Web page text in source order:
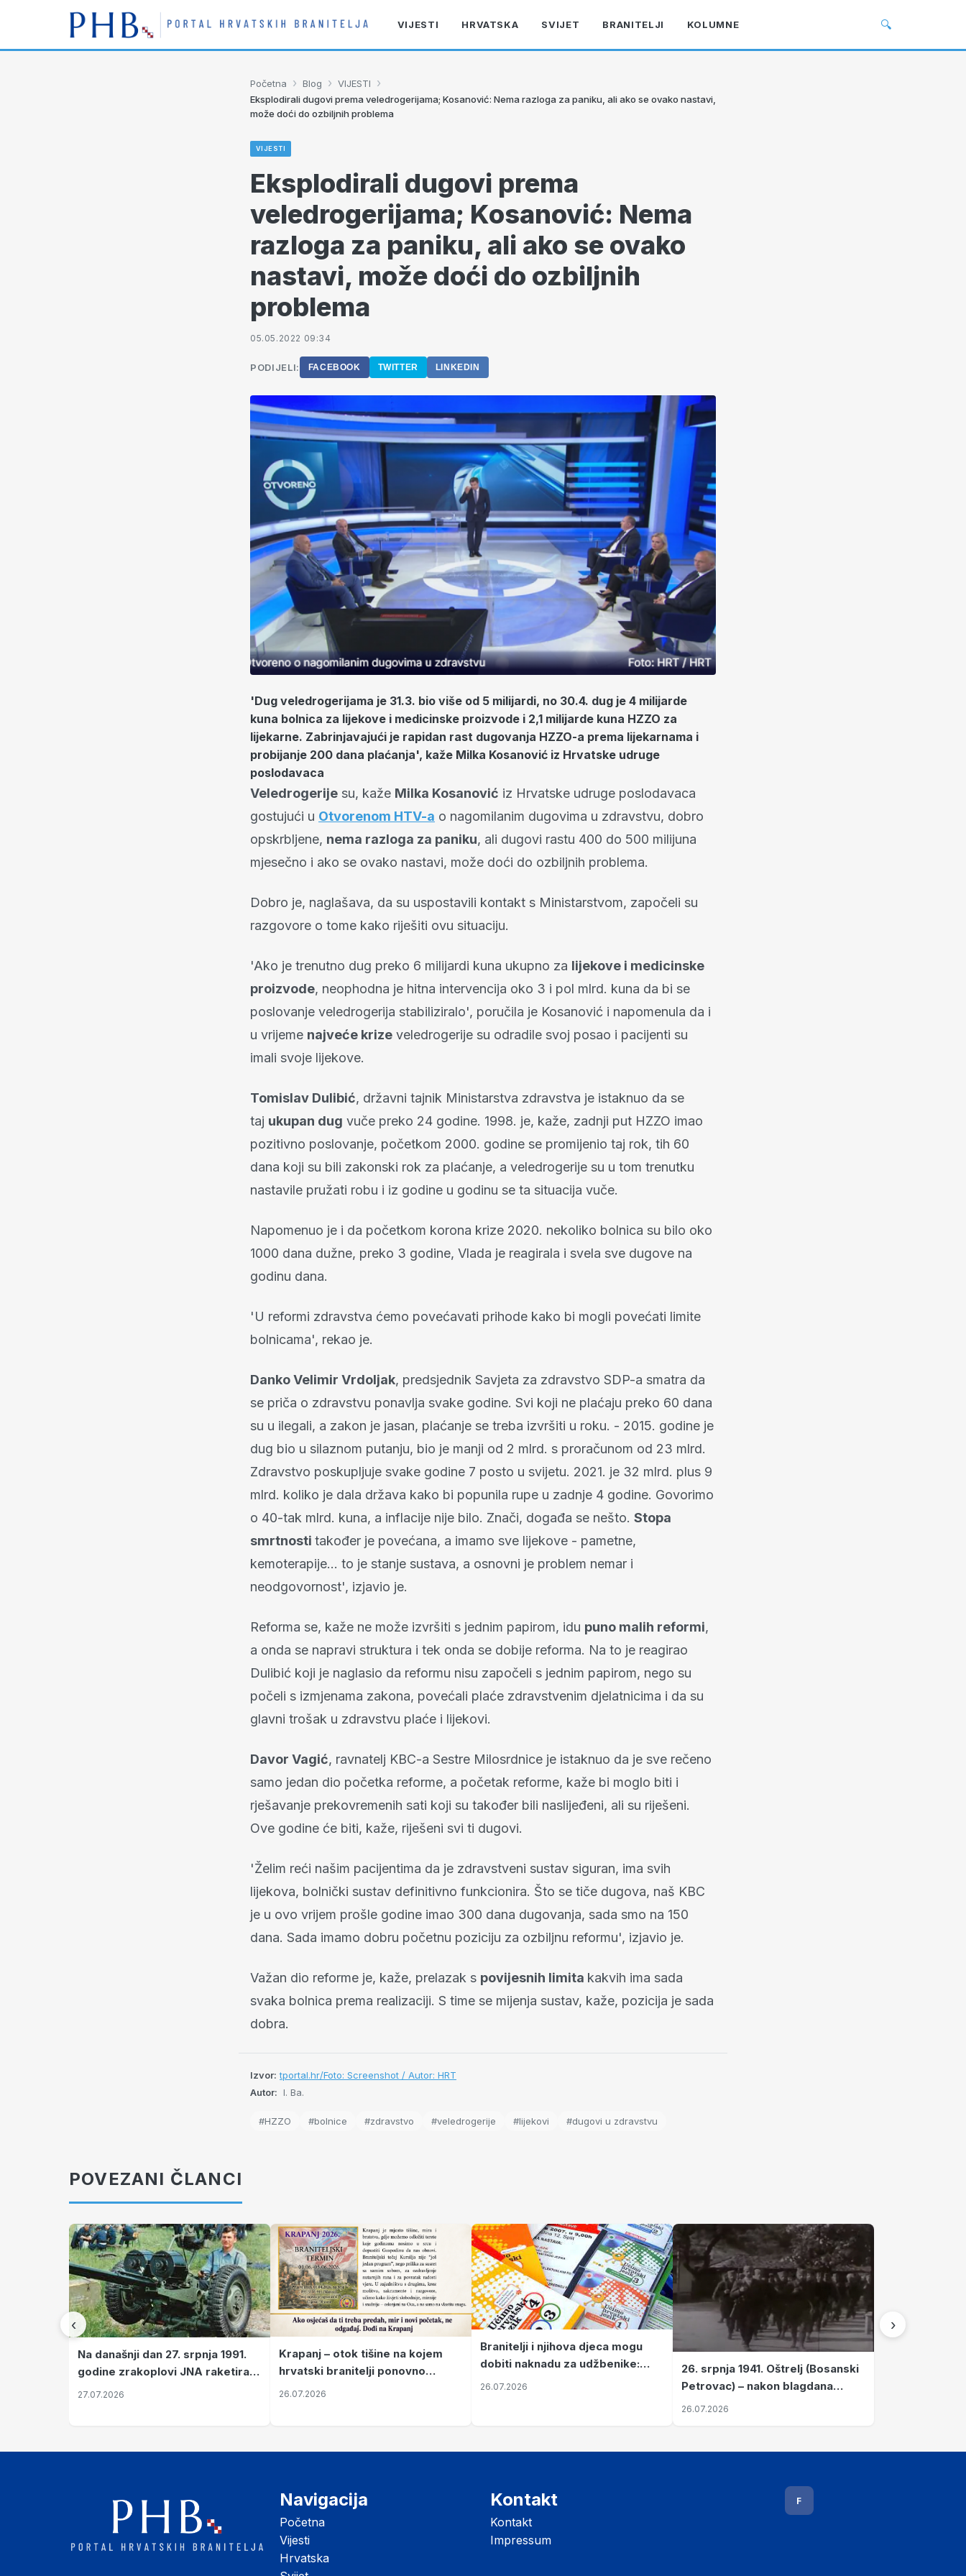
VIJESTI HRVATSKA SVIJET BRANITELJI KOLUMNE 🔍
Početna › Blog › VIJESTI ›
Eksplodirali dugovi prema veledrogerijama; Kosanović: Nema razloga za paniku, ali ako se ovako nastavi,
može doći do ozbiljnih problema
VIJESTI
Eksplodirali dugovi prema
veledrogerijama; Kosanović: Nema
razloga za paniku, ali ako se ovako
nastavi, može doći do ozbiljnih
problema
05.05.2022 09:34
PODIJELI: FACEBOOK TWITTER LINKEDIN
'Dug veledrogerijama je 31.3. bio više od 5 milijardi, no 30.4. dug je 4 milijarde
kuna bolnica za lijekove i medicinske proizvode i 2,1 milijarde kuna HZZO za
lijekarne. Zabrinjavajući je rapidan rast dugovanja HZZO-a prema lijekarnama i
probijanje 200 dana plaćanja', kaže Milka Kosanović iz Hrvatske udruge
poslodavaca
Veledrogerije su, kaže Milka Kosanović iz Hrvatske udruge poslodavaca
gostujući u Otvorenom HTV-a o nagomilanim dugovima u zdravstvu, dobro
opskrbljene, nema razloga za paniku, ali dugovi rastu 400 do 500 milijuna
mjesečno i ako se ovako nastavi, može doći do ozbiljnih problema.
Dobro je, naglašava, da su uspostavili kontakt s Ministarstvom, započeli su
razgovore o tome kako riješiti ovu situaciju.
'Ako je trenutno dug preko 6 milijardi kuna ukupno za lijekove i medicinske
proizvode, neophodna je hitna intervencija oko 3 i pol mlrd. kuna da bi se
poslovanje veledrogerija stabiliziralo', poručila je Kosanović i napomenula da i
u vrijeme najveće krize veledrogerije su odradile svoj posao i pacijenti su
imali svoje lijekove.
Tomislav Dulibić, državni tajnik Ministarstva zdravstva je istaknuo da se
taj ukupan dug vuče preko 24 godine. 1998. je, kaže, zadnji put HZZO imao
pozitivno poslovanje, početkom 2000. godine se promijenio taj rok, tih 60
dana koji su bili zakonski rok za plaćanje, a veledrogerije su u tom trenutku
nastavile pružati robu i iz godine u godinu se ta situacija vuče.
Napomenuo je i da početkom korona krize 2020. nekoliko bolnica su bilo oko
1000 dana dužne, preko 3 godine, Vlada je reagirala i svela sve dugove na
godinu dana.
'U reformi zdravstva ćemo povećavati prihode kako bi mogli povećati limite
bolnicama', rekao je.
Danko Velimir Vrdoljak, predsjednik Savjeta za zdravstvo SDP-a smatra da
se priča o zdravstvu ponavlja svake godine. Svi koji ne plaćaju preko 60 dana
su u ilegali, a zakon je jasan, plaćanje se treba izvršiti u roku. - 2015. godine je
dug bio u silaznom putanju, bio je manji od 2 mlrd. s proračunom od 23 mlrd.
Zdravstvo poskupljuje svake godine 7 posto u svijetu. 2021. je 32 mlrd. plus 9
mlrd. koliko je dala država kako bi popunila rupe u zadnje 4 godine. Govorimo
o 40-tak mlrd. kuna, a inflacije nije bilo. Znači, događa se nešto. Stopa
smrtnosti također je povećana, a imamo sve lijekove - pametne,
kemoterapije... to je stanje sustava, a osnovni je problem nemar i
neodgovornost', izjavio je.
Reforma se, kaže ne može izvršiti s jednim papirom, idu puno malih reformi,
a onda se napravi struktura i tek onda se dobije reforma. Na to je reagirao
Dulibić koji je naglasio da reformu nisu započeli s jednim papirom, nego su
počeli s izmjenama zakona, povećali plaće zdravstvenim djelatnicima i da su
glavni trošak u zdravstvu plaće i lijekovi.
Davor Vagić, ravnatelj KBC-a Sestre Milosrdnice je istaknuo da je sve rečeno
samo jedan dio početka reforme, a početak reforme, kaže bi moglo biti i
rješavanje prekovremenih sati koji su također bili naslijeđeni, ali su riješeni.
Ove godine će biti, kaže, riješeni svi ti dugovi.
'Želim reći našim pacijentima da je zdravstveni sustav siguran, ima svih
lijekova, bolnički sustav definitivno funkcionira. Što se tiče dugova, naš KBC
je u ovo vrijem prošle godine imao 300 dana dugovanja, sada smo na 150
dana. Sada imamo dobru početnu poziciju za ozbiljnu reformu', izjavio je.
Važan dio reforme je, kaže, prelazak s povijesnih limita kakvih ima sada
svaka bolnica prema realizaciji. S time se mijenja sustav, kaže, pozicija je sada
dobra.
Izvor: tportal.hr/Foto: Screenshot / Autor: HRT
Autor: I. Ba.
#HZZO #bolnice #zdravstvo #veledrogerije #lijekovi #dugovi u zdravstvu
POVEZANI ČLANCI
‹
Na današnji dan 27. srpnja 1991.
godine zrakoplovi JNA raketirali
su vojarnu i obučni centar "Nikola
27.07.2026
Krapanj – otok tišine na kojem
hrvatski branitelji ponovno
pronalaze mir
26.07.2026
Branitelji i njihova djeca mogu
dobiti naknadu za udžbenike:
zahtjevi se podnose do 31.
26.07.2026
26. srpnja 1941. Oštrelj (Bosanski
Petrovac) – nakon blagdana
Svete Ane izvršen napad srpskih
26.07.2026
›
Navigacija
Početna
Vijesti
Hrvatska
Kontakt
Kontakt
Impressum
F